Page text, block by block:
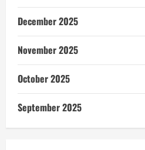
December 2025
November 2025
October 2025
September 2025